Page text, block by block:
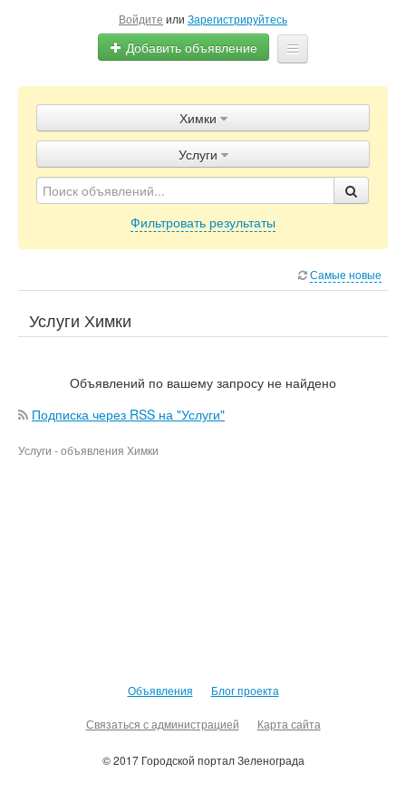
Войдите или Зарегистрируйтесь
Добавить объявление
Объявления
Блог
Химки
Услуги
Фильтровать результаты
Самые новые
Услуги Химки
Объявлений по вашему запросу не найдено
Подписка через RSS на "Услуги"
Услуги - объявления Химки
Объявления Блог проекта
Связаться с администрацией Карта сайта
© 2017 Городской портал Зеленограда